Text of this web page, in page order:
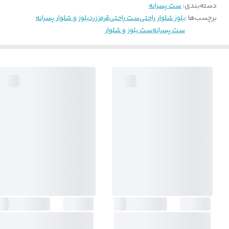
دسته‌بندی:ست پسرانه
برچسب‌ها :بلوز شلوار راحتیست راحتیقرمززردبلوز و شلوار پسرانه
ست پسرانهست بلوز و شلوار